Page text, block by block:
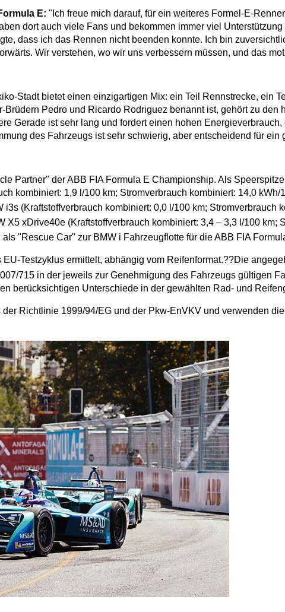
E: "Ich freue mich darauf, für ein weiteres Formel-E-
dort auch viele Fans und bekommen immer viel
dass ich das Rennen nicht beenden konnte. Ich bin
Wir verstehen, wo wir uns verbessern müssen, und das
Stadt bietet einen einzigartigen Mix: ein Teil Rennstrecke, ein
Pedro und Ricardo Rodriguez benannt ist, gehört zu
Gerade ist sehr lang und fordert einen hohen
des Fahrzeugs ist sehr schwierig, aber entscheidend für ein
Partner" der ABB FIA Formula E Championship. Als
kombiniert: 1,9 l/100 km; Stromverbrauch kombiniert: 14,0 kWh/
(Kraftstoffverbrauch kombiniert: 0,0 l/100 km; Stromverbrauch
xDrive40e (Kraftstoffverbrauch kombiniert: 3,4 – 3,3 l/100 km;
"Rescue Car" zur BMW i Fahrzeugflotte für die ABB FIA
Testzyklus ermittelt, abhängig vom Reifenformat.??Die
715 in der jeweils zur Genehmigung des Fahrzeugs gültigen
berücksichtigen Unterschiede in der gewählten Rad- und
Richtlinie 1999/94/EG und der Pkw-EnVKV und verwenden